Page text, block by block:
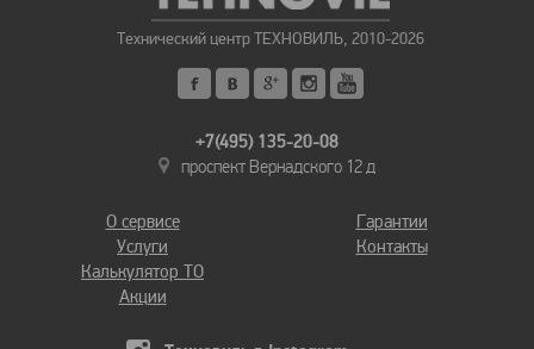
Технический центр ТЕХНОВИЛЬ, 2010-2026
+7(495) 135-20-08
проспект Вернадского 12 д
О сервисе
Услуги
Калькулятор ТО
Акции
Гарантии
Контакты